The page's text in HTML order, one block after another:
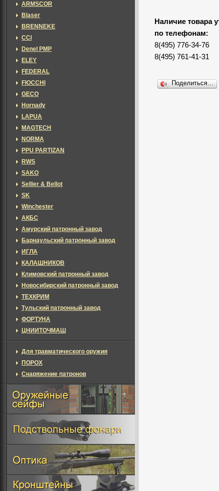
Наличие товара
по телефонам:
8(495) 776-34-76
8(495) 761-41-31
Поделиться…
ARMSCOR
Blaser
BRENNEKE
CCI
Denel PMP
ELEY
FEDERAL
FIOCCHI
GECO
Hornady
LAPUA
MAGTECH
NORMA
PPU PARTIZAN
RWS
SAKO
Sellier & Bellot
SK
Winchester
АКБС
Амурский патронный завод
Барнаульский патронный завод
ИГЛА
КАЛАШНИКОВ
Климовский патронный завод
Новосибирский патронный завод
ТЕХКРИМ
Тульский патронный завод
ФОРТУНА
ЦНИИТОЧМАШ
Для травматического оружия
ПОРОХ
Снаряжение патронов